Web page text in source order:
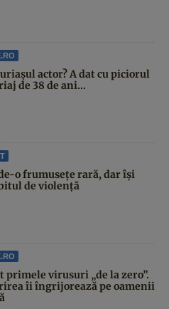
actor? A dat cu piciorul
de 38 de ani...
de-o frumusețe rară, dar își
de violență
primele virusuri „de la zero”.
îi îngrijorează pe oamenii